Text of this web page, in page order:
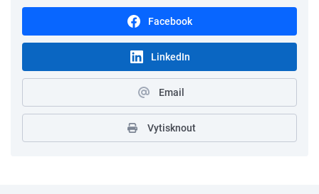
Facebook
LinkedIn
Email
Vytisknout